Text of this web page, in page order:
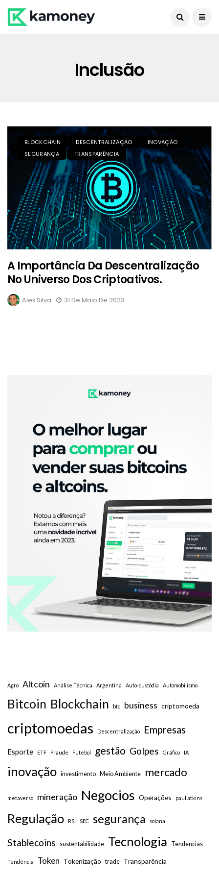
Inclusão
BLOCKCHAIN DESCENTRALIZAÇÃO
INOVAÇÃO
SEGURANÇA
TRANSPARÊNCIA
A Importância Da Descentralização
No Universo Dos Criptoativos.
Alex Silva 31 De Maio De 2023
Agro Altcoin Análise Técnica Argentina Auto-custódia Automobilismo
Bitcoin Blockchain btc business criptomoeda
criptomoedas Descentralização Empresas
Esporte ETF Fraude Futebol gestão Golpes Gráfico IA
inovação investimento Meio Ambiente mercado
metaverso mineração Negocios Operações paul atkins
Regulação RSI SEC segurança solana
Stablecoins sustentabilidade Tecnologia Tendencias
Tendência Token Tokenização trade Transparência